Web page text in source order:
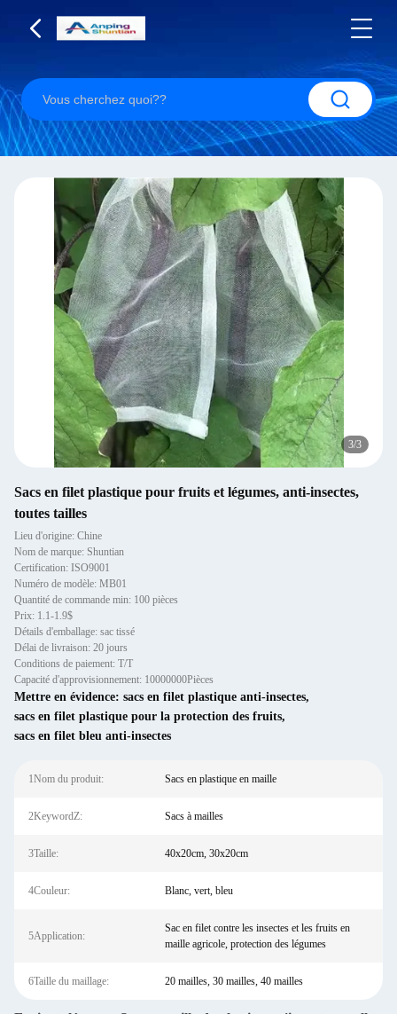
3/3
Sacs en filet plastique pour fruits et légumes, anti-insectes,
toutes tailles
Lieu d'origine: Chine
Nom de marque: Shuntian
Certification: ISO9001
Numéro de modèle: MB01
Quantité de commande min: 100 pièces
Prix: 1.1-1.9$
Détails d'emballage: sac tissé
Délai de livraison: 20 jours
Conditions de paiement: T/T
Capacité d'approvisionnement: 10000000Pièces
Mettre en évidence: sacs en filet plastique anti-insectes,
sacs en filet plastique pour la protection des fruits,
sacs en filet bleu anti-insectes
1Nom du produit: Sacs en plastique en maille
2KeywordZ: Sacs à mailles
3Taille: 40x20cm, 30x20cm
4Couleur: Blanc, vert, bleu
5Application:
Sac en filet contre les insectes et les fruits en
maille agricole, protection des légumes
6Taille du maillage: 20 mailles, 30 mailles, 40 mailles